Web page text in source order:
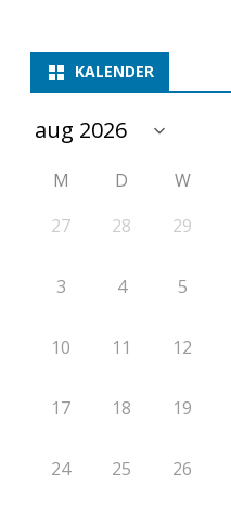
KALENDER
M D W
27
28 29
3 4 5
10 11 12
17 18 19
24 25 26